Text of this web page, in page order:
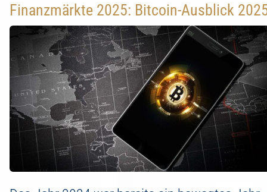
Finanzmärkte 2025: Bitcoin-Ausblick